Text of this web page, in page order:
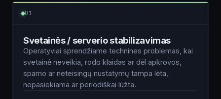
01
Svetainės / serverio stabilizavimas
Operatyviai sprendžiame technines problemas, kai
svetainė neveikia, rodo klaidas ar dėl apkrovos,
spamo ar neteisingų nustatymų tampa lėta,
nepasiekiama ar periodiškai lūžta.